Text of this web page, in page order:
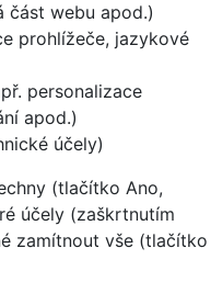
část webu apod.)
prohlížeče, jazykové
personalizace
apod.)
účely)
(tlačítko Ano,
účely (zaškrtnutím
zamítnout vše (tlačítko